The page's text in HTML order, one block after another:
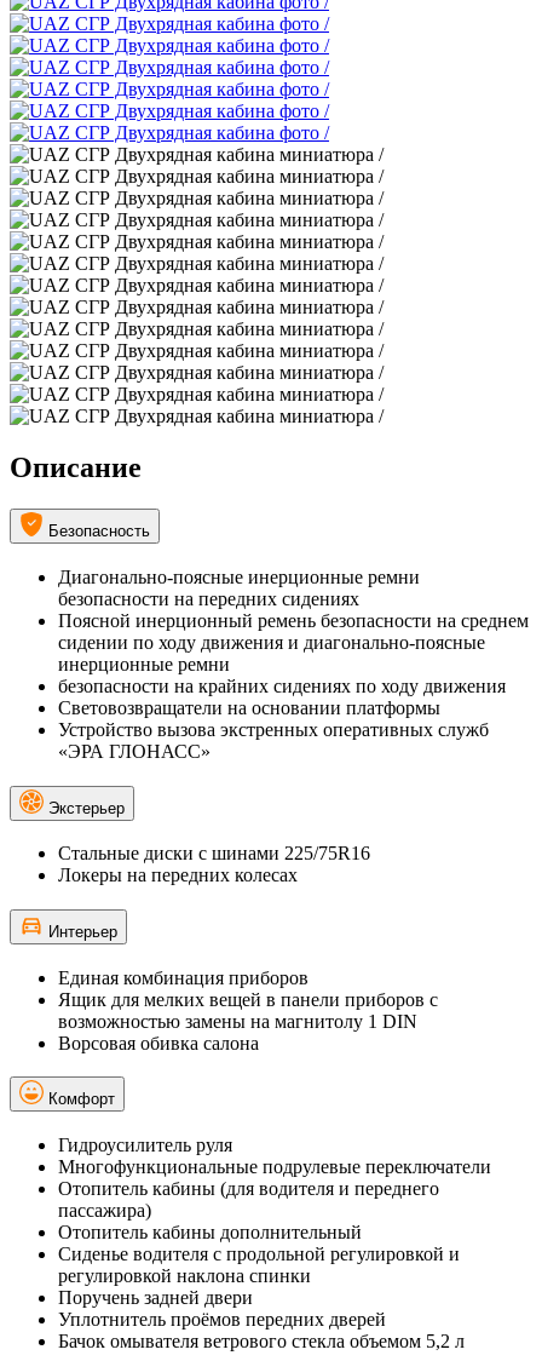
Описание
Безопасность
Диагонально-поясные инерционные ремни
безопасности на передних сидениях
Поясной инерционный ремень безопасности на среднем
сидении по ходу движения и диагонально-поясные
инерционные ремни
безопасности на крайних сидениях по ходу движения
Световозвращатели на основании платформы
Устройство вызова экстренных оперативных служб
«ЭРА ГЛОНАСС»
Экстерьер
Стальные диски с шинами 225/75R16
Локеры на передних колесах
Интерьер
Единая комбинация приборов
Ящик для мелких вещей в панели приборов с
возможностью замены на магнитолу 1 DIN
Ворсовая обивка салона
Комфорт
Гидроусилитель руля
Многофункциональные подрулевые переключатели
Отопитель кабины (для водителя и переднего
пассажира)
Отопитель кабины дополнительный
Сиденье водителя с продольной регулировкой и
регулировкой наклона спинки
Поручень задней двери
Уплотнитель проёмов передних дверей
Бачок омывателя ветрового стекла объемом 5,2 л